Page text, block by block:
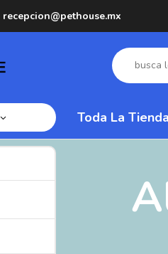
recepcion@pethouse.mx
Toda La Tienda